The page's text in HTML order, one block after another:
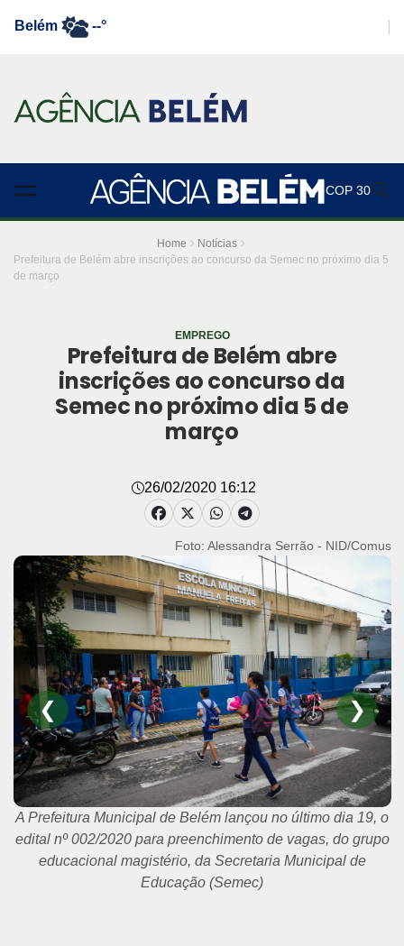
Belém --°
COP 30
Home
Notícias
Prefeitura de Belém abre inscrições ao concurso da Semec no próximo dia 5
de março
EMPREGO
Prefeitura de Belém abre
inscrições ao concurso da
Semec no próximo dia 5 de
março
26/02/2020 16:12
Foto: João Gomes / COMUS
❮ ❯
As inscrições ao concurso da Semec serão abertas a partir
das 9 horas do dia 5 de março de 2020, e prosseguem até
às 23h59 do dia 6 de abril de 2020, de acordo com o
horário de Brasília